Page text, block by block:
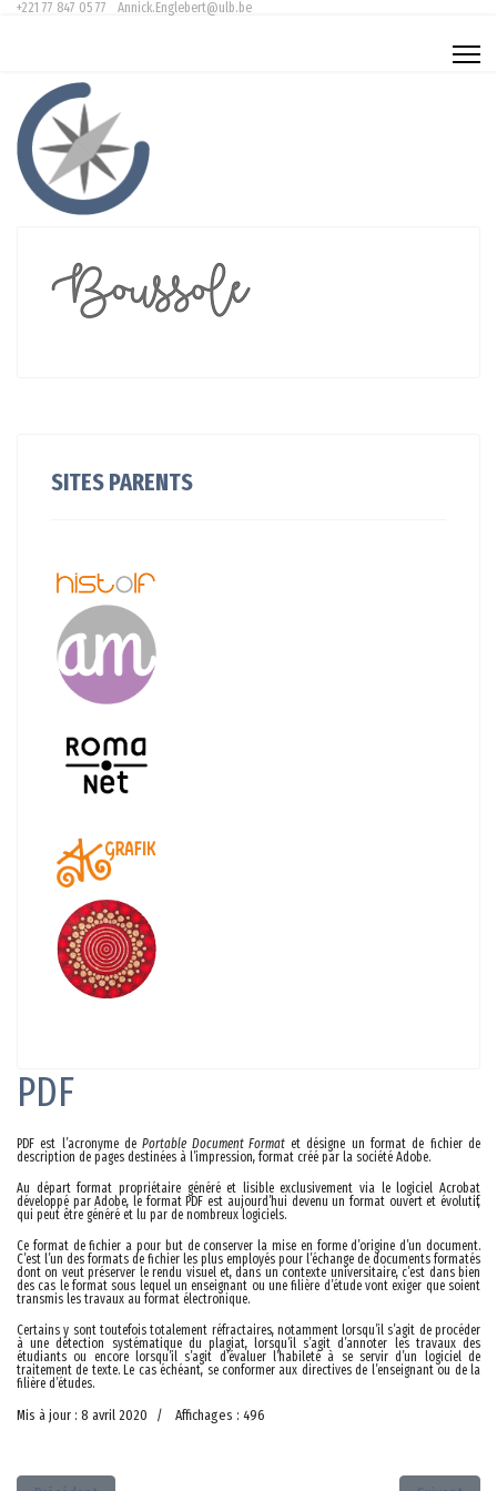
+221 77 847 05 77 Annick.Englebert@ulb.be
SITES PARENTS
PDF
PDF est l’acronyme dePortable Document Formatet désigne un format de fichier de
description de pages destinées à l’impression, format créé par la société Adobe.
Au départ format propriétaire généré et lisible exclusivement via le logiciel Acrobat
développé par Adobe, le format PDF est aujourd’hui devenu un format ouvert et évolutif,
qui peut être généré et lu par de nombreux logiciels.
Ce format de fichier a pour but de conserver la mise en forme d’origine d’un document.
C’est l’un des formats de fichier les plus employés pour l’échange de documents formatés
dont on veut préserver le rendu visuel et, dans un contexte universitaire, c’est dans bien
des cas le format sous lequel un enseignant ou une filière d’étude vont exiger que soient
transmis les travaux au format électronique.
Certains y sont toutefois totalement réfractaires, notamment lorsqu’il s’agit de procéder
à une détection systématique du plagiat, lorsqu’il s’agit d’annoter les travaux des
étudiants ou encore lorsqu’il s’agit d’évaluer l’habileté à se servir d’un logiciel de
traitement de texte. Le cas échéant, se conformer aux directives de l’enseignant ou de la
filière d’études.
Mis à jour : 8 avril 2020 Affichages : 496